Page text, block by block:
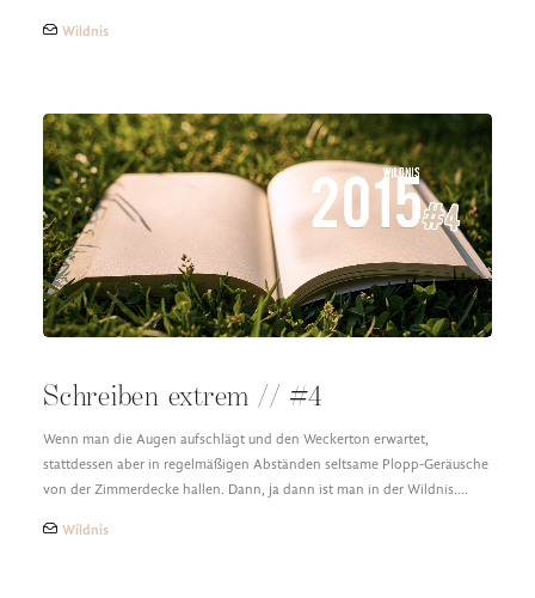
Wildnis
Schreiben extrem // #4
Wenn man die Augen aufschlägt und den Weckerton erwartet,
stattdessen aber in regelmäßigen Abständen seltsame Plopp-Geräusche
von der Zimmerdecke hallen. Dann, ja dann ist man in der Wildnis.…
Wildnis